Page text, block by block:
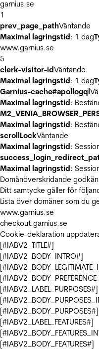
garnius.se
1
prev_page_pathVäntande
Maximal lagringstid: 1 dag
www.garnius.se
5
clerk-visitor-idVäntande
Maximal lagringstid: 1 dag
Garnius-cache#apollogql
Maximal lagringstid:
Maximal lagringstid:
scrollLockVäntande
Maximal lagringstid:
Maximal lagringstid:
Domänöverskridande
Ditt samtycke gäller för
Lista över domäner som du
www.garnius.se
checkout.garnius.se
Cookie-deklaration
[#IABV2_TITLE#]
[#IABV2_BODY_INTRO#]
[#IABV2_LABEL_PURPOSES#]
[#IABV2_BODY_PURPOSES#]
[#IABV2_LABEL_FEATURES#]
[#IABV2_BODY_FEATURES#]